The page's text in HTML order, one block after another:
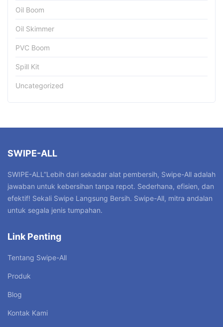
Oil Boom
Oil Skimmer
PVC Boom
Spill Kit
Uncategorized
SWIPE-ALL
SWIPE-ALL”Lebih dari sekadar alat pembersih, Swipe-All adalah
jawaban untuk kebersihan tanpa repot. Sederhana, efisien, dan
efektif! Sekali Swipe Langsung Bersih. Swipe-All, mitra andalan
untuk segala jenis tumpahan.
Link Penting
Tentang Swipe-All
Produk
Blog
Kontak Kami